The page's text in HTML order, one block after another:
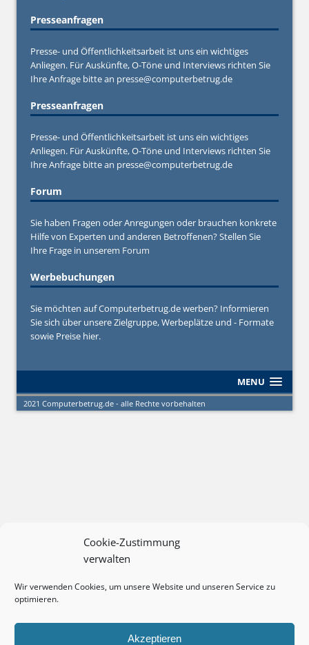
Cookie-Zustimmung
verwalten
Wir verwenden Cookies, um unsere Website und unseren Service zu
optimieren.
Akzeptieren
Presseanfragen
Presse- und Öffentlichkeitsarbeit ist uns ein wichtiges
Anliegen. Für Auskünfte, O-Töne und Interviews richten Sie
Ihre Anfrage bitte an presse@computerbetrug.de
Presseanfragen
Presse- und Öffentlichkeitsarbeit ist uns ein wichtiges
Anliegen. Für Auskünfte, O-Töne und Interviews richten Sie
Ihre Anfrage bitte an presse@computerbetrug.de
Forum
Sie haben Fragen oder Anregungen oder brauchen konkrete
Hilfe von Experten und anderen Betroffenen? Stellen Sie
Ihre Frage in unserem Forum
Werbebuchungen
Sie möchten auf Computerbetrug.de werben? Informieren
Sie sich über unsere Zielgruppe, Werbeplätze und - Formate
sowie Preise hier.
MENU
2021 Computerbetrug.de - alle Rechte vorbehalten